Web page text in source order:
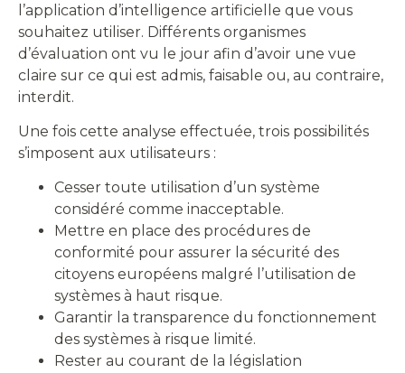
l’application d’intelligence artificielle que vous
souhaitez utiliser. Différents organismes
d’évaluation ont vu le jour afin d’avoir une vue
claire sur ce qui est admis, faisable ou, au contraire,
interdit.
Une fois cette analyse effectuée, trois possibilités
s’imposent aux utilisateurs :
Cesser toute utilisation d’un système
considéré comme inacceptable.
Mettre en place des procédures de
conformité pour assurer la sécurité des
citoyens européens malgré l’utilisation de
systèmes à haut risque.
Garantir la transparence du fonctionnement
des systèmes à risque limité.
Rester au courant de la législation